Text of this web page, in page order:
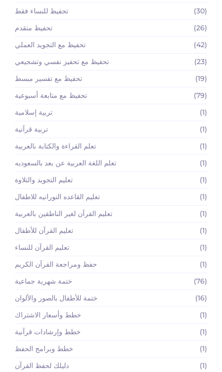
تحفيظ للنساء فقط
(30)
تحفيظ متقدم
(26)
تحفيظ مع التجويد العملي
(42)
تحفيظ مع تحفيز نفسي وتشجيعي
(23)
تحفيظ مع تفسير مبسط
(19)
تحفيظ مع متابعة أسبوعية
(79)
تربية إسلامية
(1)
تربية قرآنية
(1)
تعلم القراءة والكتابة بالعربية
(1)
تعلم اللغة العربية عن بعد بالسعوديه
(1)
تعليم التجويد والتلاوة
(1)
تعليم القاعده النورانيه للاطفال
(1)
تعليم القرآن لغير الناطقين بالعربية
(1)
تعليم القرآن للأطفال
(1)
تعليم القرآن للنساء
(1)
حفظ ومراجعة القرآن الكريم
(1)
ختمة شهرية جماعية
(76)
ختمة للأطفال بالصور والألوان
(16)
خطط وأسعار الاشتراك
(1)
خطط وإرشادات قرآنية
(1)
خطط وبرامج الحفظ
(1)
دليلك لحفظ القرآن
(1)